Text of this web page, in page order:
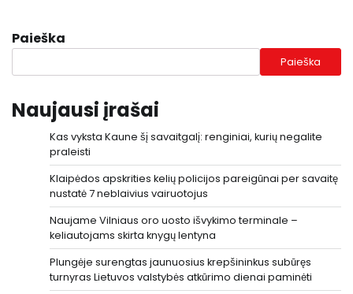
Paieška
Paieška
Naujausi įrašai
Kas vyksta Kaune šį savaitgalį: renginiai, kurių negalite
praleisti
Klaipėdos apskrities kelių policijos pareigūnai per savaitę
nustatė 7 neblaivius vairuotojus
Naujame Vilniaus oro uosto išvykimo terminale –
keliautojams skirta knygų lentyna
Plungėje surengtas jaunuosius krepšininkus subūręs
turnyras Lietuvos valstybės atkūrimo dienai paminėti